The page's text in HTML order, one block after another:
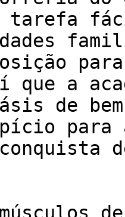
é tarefa
a
de